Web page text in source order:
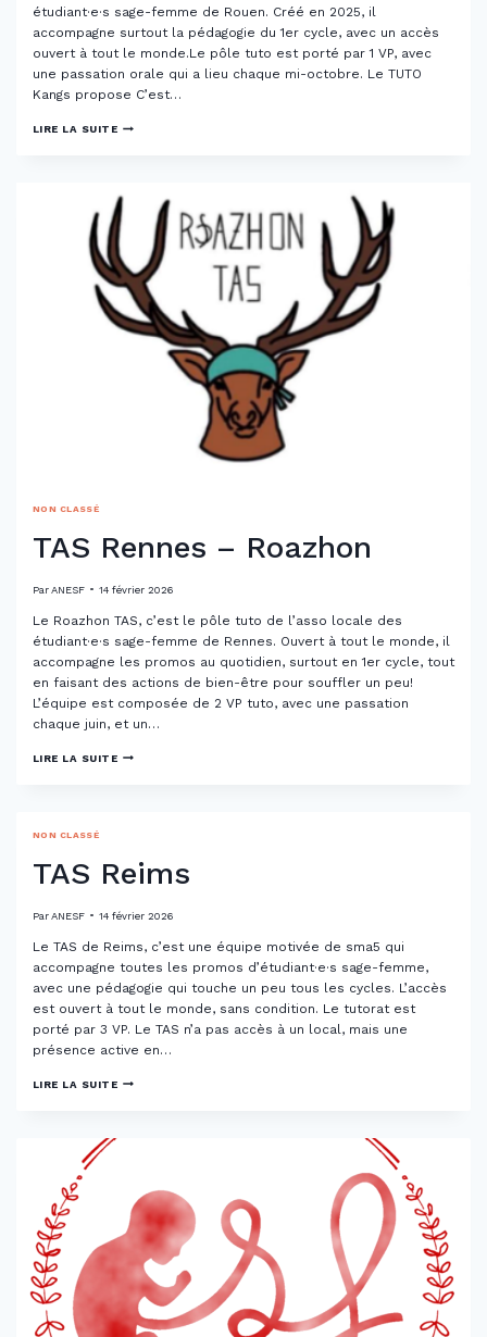
étudiant·e·s sage-femme de Rouen. Créé en 2025, il
accompagne surtout la pédagogie du 1er cycle, avec un accès
ouvert à tout le monde.Le pôle tuto est porté par 1 VP, avec
une passation orale qui a lieu chaque mi-octobre. Le TUTO
Kangs propose C’est…
LIRE LA SUITETAS
NON CLASSÉ
TAS Rennes – Roazhon
ParANESF 14 février 2026
Le Roazhon TAS, c’est le pôle tuto de l’asso locale des
étudiant·e·s sage-femme de Rennes. Ouvert à tout le monde, il
accompagne les promos au quotidien, surtout en 1er cycle, tout
en faisant des actions de bien-être pour souffler un peu!
L’équipe est composée de 2 VP tuto, avec une passation
chaque juin, et un…
LIRE LA SUITETAS
NON CLASSÉ
TAS Reims
ParANESF 14 février 2026
Le TAS de Reims, c’est une équipe motivée de sma5 qui
accompagne toutes les promos d’étudiant·e·s sage-femme,
avec une pédagogie qui touche un peu tous les cycles. L’accès
est ouvert à tout le monde, sans condition. Le tutorat est
porté par 3 VP. Le TAS n’a pas accès à un local, mais une
présence active en…
LIRE LA SUITETAS